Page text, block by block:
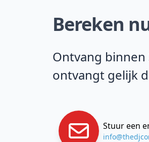
Bereken
Ontvang binnen
ontvangt gelijk
Stuur een